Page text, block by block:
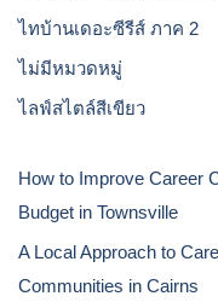
ไทบ้านเดอะซีรีส์ ภาค 2
ไม่มีหมวดหมู่
ไลฟ์สไตล์สีเขียว
How to Improve Career
Budget in Townsville
A Local Approach to
Communities in Cairns